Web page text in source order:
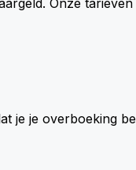
je je overboeking